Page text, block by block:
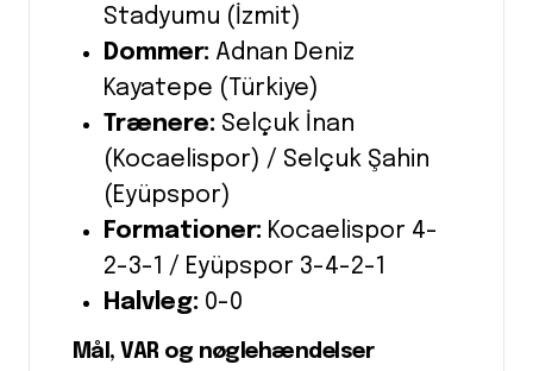
Stadyumu (İzmit)
Dommer: Adnan Deniz
Kayatepe (Türkiye)
Trænere: Selçuk İnan
(Kocaelispor) / Selçuk Şahin
(Eyüpspor)
Formationer: Kocaelispor 4-
2-3-1 / Eyüpspor 3-4-2-1
Halvleg: 0-0
Mål, VAR og nøglehændelser